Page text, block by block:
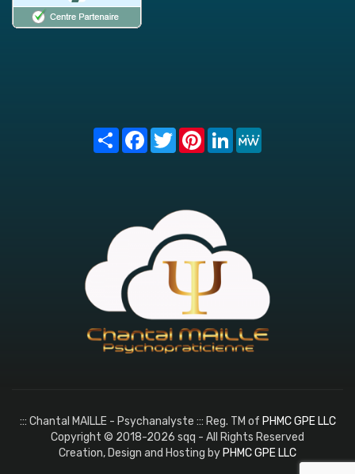
Share FacebookTwitterPinterest
LinkedIn
::: Chantal MAILLE - Psychanalyste ::: Reg. TM of PHMC GPE LLC
Copyright © 2018-2026 sqq - All Rights Reserved
Creation, Design and Hosting by PHMC GPE LLC